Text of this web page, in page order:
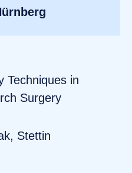
Techniques in
Surgery
Stettin